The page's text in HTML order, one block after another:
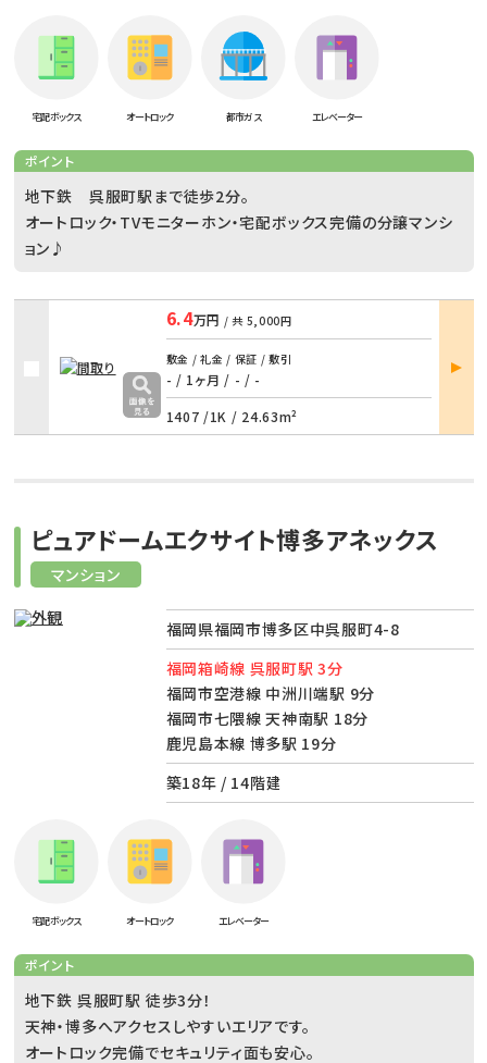
宅配ボックス オートロック 都市ガス エレベーター
ポイント
地下鉄 呉服町駅まで徒歩2分。
オートロック・TVモニターホン・宅配ボックス完備の分譲マンシ
ョン♪
6.4万円 / 共 5,000円
敷金 / 礼金 / 保証 / 敷引
- / 1ヶ月 / - / -
1407 /1K / 24.63m²
部屋
詳細
マンション
ピュアドームエクサイト博多アネックス
福岡県福岡市博多区中呉服町4-8
福岡箱崎線 呉服町駅 3分
福岡市空港線 中洲川端駅 9分
福岡市七隈線 天神南駅 18分
鹿児島本線 博多駅 19分
築18年 / 14階建
宅配ボックス オートロック エレベーター
ポイント
地下鉄 呉服町駅 徒歩3分！
天神・博多へアクセスしやすいエリアです。
オートロック完備でセキュリティ面も安心。